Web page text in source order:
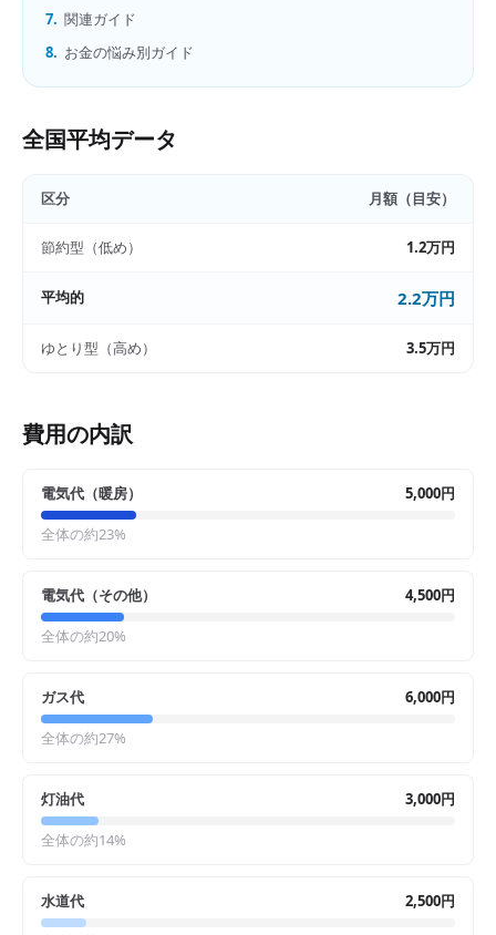
7. 関連ガイド
8. お金の悩み別ガイド
全国平均データ
区分 月額（目安）
節約型（低め） 1.2万円
平均的 2.2万円
ゆとり型（高め） 3.5万円
費用の内訳
電気代（暖房） 5,000円
全体の約23%
電気代（その他） 4,500円
全体の約20%
ガス代 6,000円
全体の約27%
灯油代 3,000円
全体の約14%
水道代 2,500円